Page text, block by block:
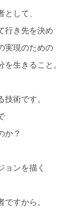
して、
行き先を決め
実現のための
生きること。
術です。
か？
ョンを描く
すから。